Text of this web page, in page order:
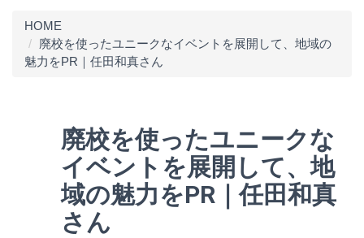
HOME
廃校を使ったユニークなイベントを展開して、地域の
魅力をPR｜任田和真さん
廃校を使ったユニークな
イベントを展開して、地
域の魅力をPR｜任田和真
さん